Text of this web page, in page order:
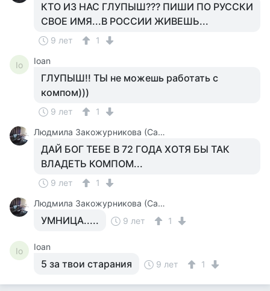
КТО ИЗ НАС ГЛУПЫШ??? ПИШИ ПО РУССКИ
СВОЕ ИМЯ...В РОССИИ ЖИВЕШЬ...
9 лет 1
Io Ioan
ГЛУПЫШ!! ТЫ не можешь работать с
компом)))
9 лет
1
Людмила Закожурникова (Савельева)
ДАЙ БОГ ТЕБЕ В 72 ГОДА ХОТЯ БЫ ТАК
ВЛАДЕТЬ КОМПОМ...
9 лет
1
Людмила Закожурникова (Савельева)
УМНИЦА..... 9 лет 1
Io Ioan
5 за твои старания 9 лет 1